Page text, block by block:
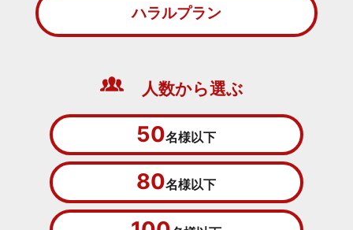
ハラルプラン
人数から選ぶ
50名様以下
80名様以下